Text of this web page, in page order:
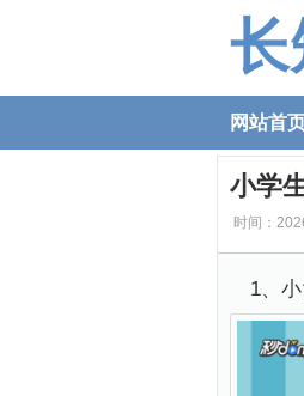
长
网站首
小学
时间：
1、